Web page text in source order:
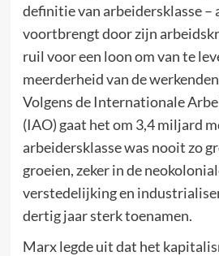
definitie van arbeidersklasse –
voortbrengt door zijn
ruil voor een loon om van te
meerderheid van de
Volgens de Internationale
(IAO) gaat het om 3,4 miljard
arbeidersklasse was nooit zo
groeien, zeker in de
verstedelijking en
dertig jaar sterk toenamen.
Marx legde uit dat het